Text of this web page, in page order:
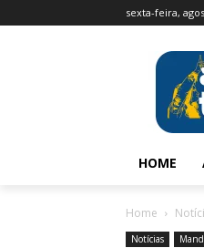
sexta-feira,
HOME
Home
Notícias